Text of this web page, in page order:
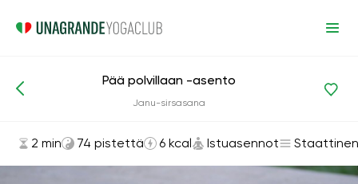
Asanat ja harjoitukset
Pää polvillaan -asento
Janu-sirsasana
2 min 74 pistettä 6 kcal Istuasennot Staattinen